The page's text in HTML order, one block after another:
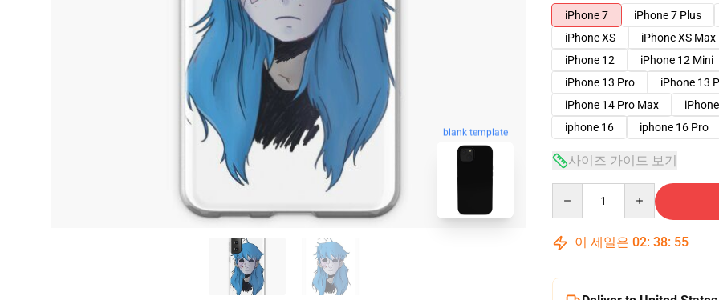
blank template
iPhone 7
iPhone 7 Plus
iPhone XS
iPhone XS Max
iPhone 12
iPhone 12 Mini
iPhone 13 Pro
iPhone 13
iPhone 14 Pro Max
iphone 16
iphone 16 Pro
사이즈 가이드 보기
이 세일은 02: 38: 54